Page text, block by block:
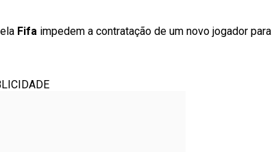
Fifa impedem a contratação de um novo jogador